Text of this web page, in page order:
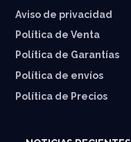
Aviso de privacidad
Política de Venta
Política de Garantías
⁠Política de envíos
Política de Precios